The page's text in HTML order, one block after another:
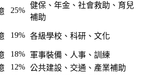
25%
健保、年金、社會救助、育兒
補助
19% 各級學校、科研、文化
18%
軍事裝備、人事、訓練
12% 公共建設、交通、產業補助